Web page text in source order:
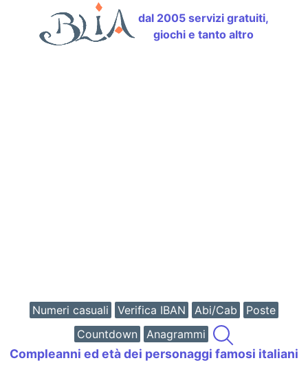
dal 2005 servizi gratuiti,
giochi e tanto altro
Numeri casuali Verifica IBAN Abi/Cab
Poste
Countdown
Anagrammi
Compleanni ed età dei personaggi famosi italiani